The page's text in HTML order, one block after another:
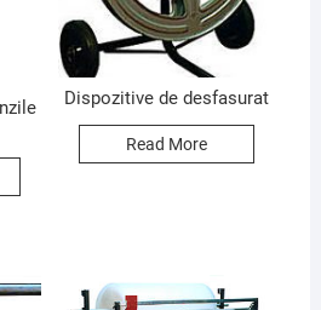
Dispozitive de desfasurat
Read More